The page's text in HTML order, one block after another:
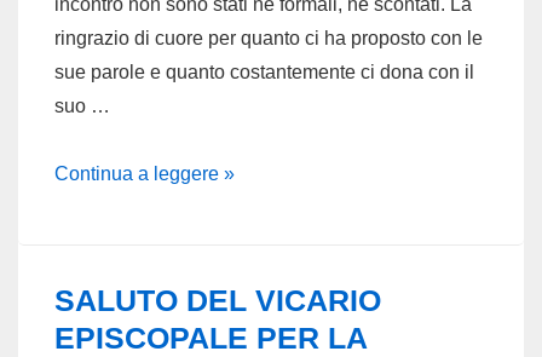
incontro non sono stati né formali, né scontati. La
ringrazio di cuore per quanto ci ha proposto con le
sue parole e quanto costantemente ci dona con il
suo …
Saluto
Continua a leggere »
SALUTO DEL VICARIO
EPISCOPALE PER LA